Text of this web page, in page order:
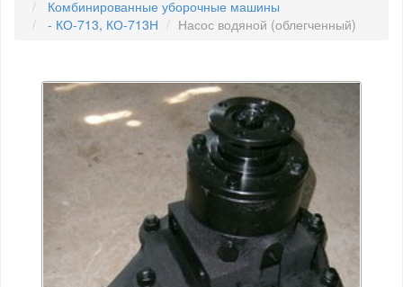
Комбинированные уборочные машины
- КО-713, КО-713Н
Насос водяной (облегченный)